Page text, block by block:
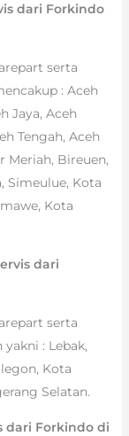
dari Forkindo
serta
: Aceh
Jaya, Aceh
Tengah, Aceh
Meriah, Bireuen,
Simeulue, Kota
Kota
dari
serta
: Lebak,
Kota
Selatan.
dari Forkindo di